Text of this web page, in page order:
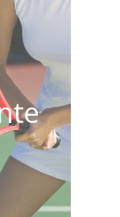
a
F.I.T. e
8 lezioni
ai propri
fruite
orari:
garantito